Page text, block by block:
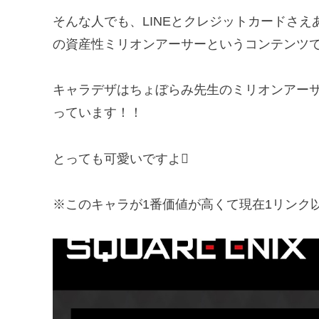
そんな人でも、LINEとクレジットカードさ
の資産性ミリオンアーサーというコンテンツ
キャラデザはちょぼらみ先生のミリオンアー
っています！！
とっても可愛いですよ
※このキャラが1番価値が高くて現在1リンク